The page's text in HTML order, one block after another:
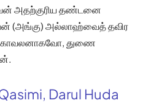
அதற்குரிய தண்டனை
(அங்கு) அல்லாஹ்வைத் தவிர
துணை
Darul Huda